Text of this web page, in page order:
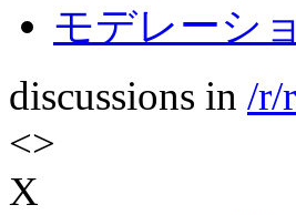
モデレーシ
discussions in /r/
<>
X